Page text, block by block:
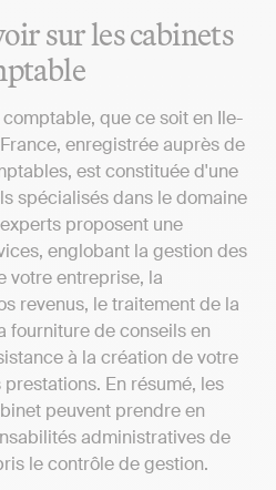
sur les cabinets
que ce soit en Ile-
enregistrée auprès de
est constituée d'une
spécialisés dans le domaine
proposent une
englobant la gestion des
votre entreprise, la
revenus, le traitement de la
fourniture de conseils en
à la création de votre
En résumé, les
peuvent prendre en
administratives de
le contrôle de gestion.